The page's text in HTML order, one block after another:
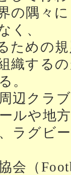
の隅々
く、
ための
織する
。
辺クラ
ルや地
ラグビ
会（